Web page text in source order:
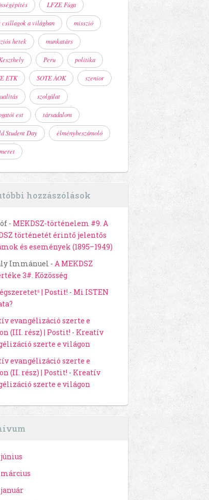
LFZE Fúga
csillagok a világban misszió
hetek munkatárs
Peru politika
ETK SOTE ÁOK szenior
szolgálat
est társadalom
Student Day élménybeszámoló
hozzászólások
- MEKDSZ-történelem #9. A
történetét érintő jelentős
és események (1895–1949)
Immánuel -A MEKDSZ
3#. Közösség
| Postit! - Mi ISTEN
evangélizáció szerte e
(III. rész) | Postit! - Kreatív
szerte e világon
evangélizáció szerte e
(II. rész) | Postit! - Kreatív
szerte e világon
június
március
január